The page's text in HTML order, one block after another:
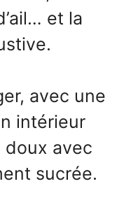
et la
avec une
intérieur
avec
sucrée.